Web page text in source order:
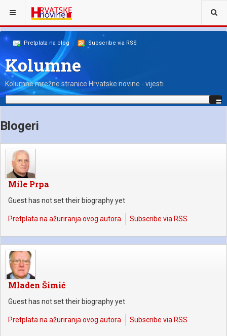
NALAZITE SE OVDJE:
Pretplata na blog Subscribe via RSS
Kolumne
Kolumne mrežne stranice Hrvatske novine - vijesti
Blogeri
Mile Prpa
Guest has not set their biography yet
Pretplata na ažuriranja ovog autora Subscribe via RSS
Mladen Šimić
Guest has not set their biography yet
Pretplata na ažuriranja ovog autora Subscribe via RSS